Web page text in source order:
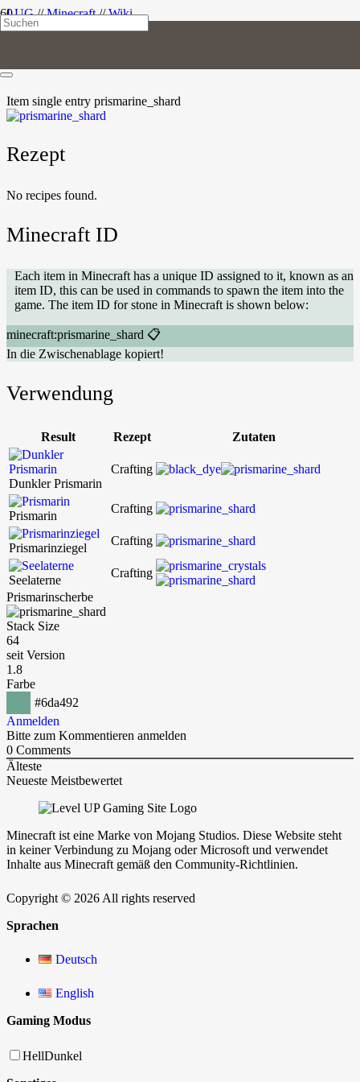
LUG//Minecraft//Wiki
Item single entry prismarine_shard
Rezept
No recipes found.
Minecraft ID
Each item in Minecraft has a unique ID assigned to it, known as an
item ID, this can be used in commands to spawn the item into the
game. The item ID for stone in Minecraft is shown below:
minecraft:prismarine_shard 📋
In die Zwischenablage kopiert!
Verwendung
Result Rezept Zutaten
Dunkler Prismarin
Crafting
Prismarin
Crafting
Prismarinziegel
Crafting
Seelaterne
Crafting
Prismarinscherbe
Stack Size
64
seit Version
1.8
Farbe
#6da492
Anmelden
Bitte zum Kommentieren anmelden
0 Comments
Älteste
Neueste Meistbewertet
Minecraft ist eine Marke von Mojang Studios. Diese Website steht
in keiner Verbindung zu Mojang oder Microsoft und verwendet
Inhalte aus Minecraft gemäß den Community-Richtlinien.
Copyright © 2026 All rights reserved
Sprachen
Deutsch
English
Gaming Modus
HellDunkel